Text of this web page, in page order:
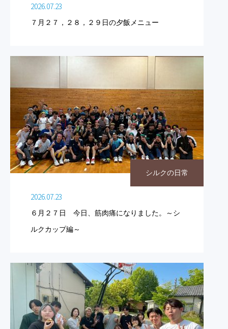
2026.07.23
７月２７，２８，２９日の夕飯メニュー
シルクの日常
2026.07.23
６月２７日 今日、筋肉痛になりました。～シ
ルクカップ編～